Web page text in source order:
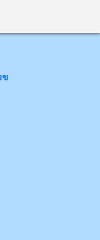
อ่อน" ด้วยความยินดียิ่